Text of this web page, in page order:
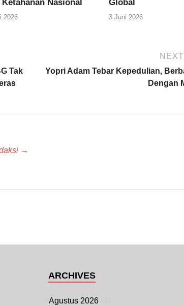
Ketahanan Nasional
2026
Global
3 Juni 2026
Tak
Yopri Adam Tebar Kepedulian,
Dengan
→
ARCHIVES
Agustus 2026